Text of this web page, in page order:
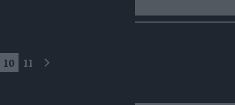
10 11